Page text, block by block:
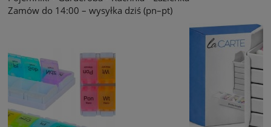
Zamów do 14:00 – wysyłka dziś (pn–pt)